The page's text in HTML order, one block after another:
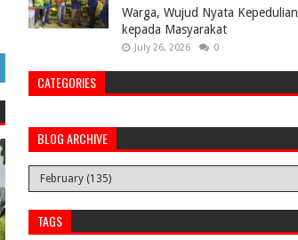
Warga, Wujud Nyata Kepedulian
kepada Masyarakat
July 26, 2026 0
CATEGORIES
BLOG ARCHIVE
TAGS